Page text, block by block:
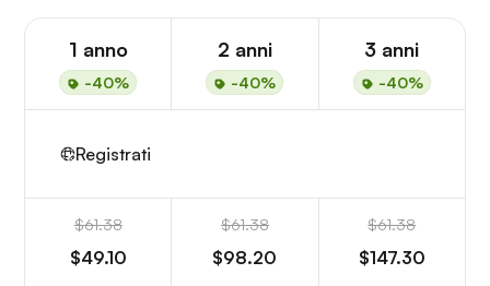
1 anno
-40%
2 anni
-40%
3 anni
-40%
Registrati
$61.38
$49.10
$61.38
$98.20
$61.38
$147.30